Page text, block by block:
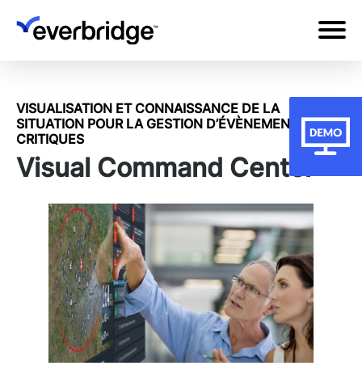
Skip
VISUALISATION ET CONNAISSANCE DE LA
SITUATION POUR LA GESTION D’ÉVÈNEMENTS
CRITIQUES
Visual Command Center